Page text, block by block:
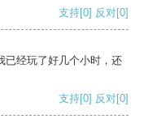
支持[0] 反对[0]
已经玩了好几个小时，还
支持[0] 反对[0]